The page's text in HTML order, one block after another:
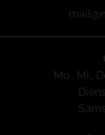
Mo., Mi.,